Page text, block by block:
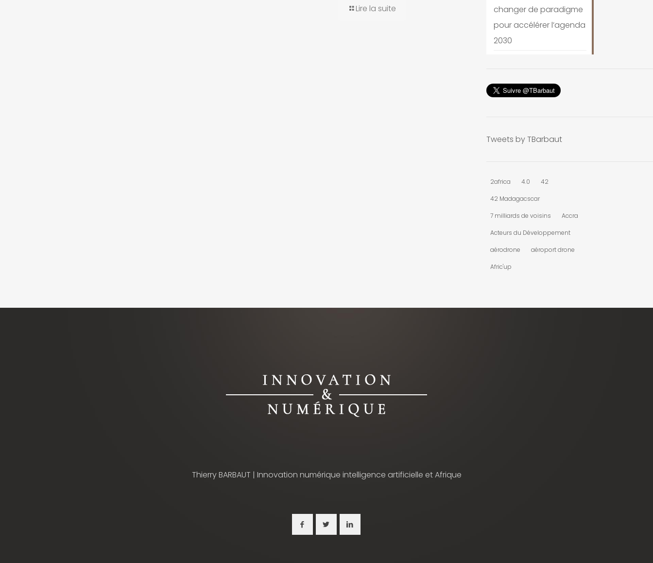
Lire la suite
changer de paradigme
pour accélérer l’agenda
2030
Tweets by TBarbaut
2africa 4.0 42
42 Madagacscar
7 milliards de voisins Accra
Acteurs du Développement
aérodrone aéroport drone
Afric'up
Thierry BARBAUT | Innovation numérique intelligence artificielle et Afrique